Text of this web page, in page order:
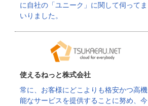
に自社の「ユニーク」に関して伺ってま
いりました。
使えるねっと株式会社
常に、お客様にどこよりも格安かつ高機
能なサービスを提供することに努め、今